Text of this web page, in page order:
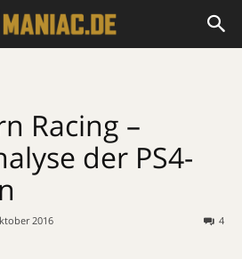
Racing –
der PS4-
2016 4